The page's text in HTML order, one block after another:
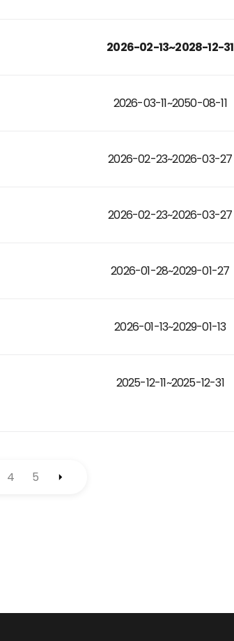
2026-02-13~2028-12-31
2026-03-11~2050-08-11
2026-02-23~2026-03-27
2026-02-23~2026-03-27
2026-01-28~2029-01-27
2026-01-13~2029-01-13
2025-12-11~2025-12-31
4 5